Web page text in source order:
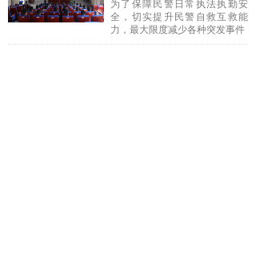
为了保障民警日常执法执勤安
全，切实提升民警自救互救能
力，最大限度减少各种突发事件